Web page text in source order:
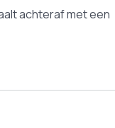
achteraf met een